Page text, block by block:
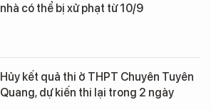
nhà có thể bị xử phạt từ 10/9
Hủy kết quả thi ở THPT Chuyên Tuyên
Quang, dự kiến thi lại trong 2 ngày